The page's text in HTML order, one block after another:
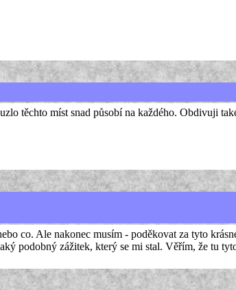
těchto míst snad působí na každého. Obdivuji
co. Ale nakonec musím - poděkovat za tyto
podobný zážitek, který se mi stal. Věřím, že tu